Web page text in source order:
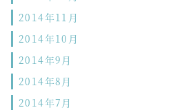
2014年11月
2014年10月
2014年9月
2014年8月
2014年7月